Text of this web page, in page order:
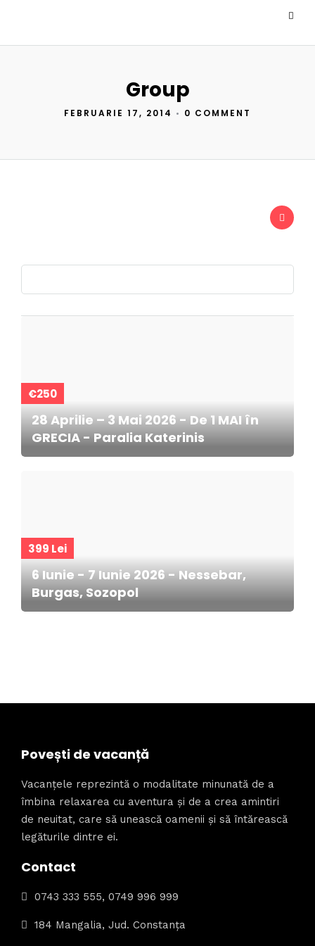
Group
FEBRUARIE 17, 2014 • 0 COMMENT
€250
28 Aprilie – 3 Mai 2026 - De 1 MAI în
GRECIA - Paralia Katerinis
399 Lei
6 Iunie - 7 Iunie 2026 - Nessebar,
Burgas, Sozopol
Povești de vacanță
Vacanțele reprezintă o modalitate minunată de a
îmbina relaxarea cu aventura și de a crea amintiri
de neuitat, care să unească oamenii și să întărească
legăturile dintre ei.
Contact
0743 333 555, 0749 996 999
184 Mangalia, Jud. Constanța